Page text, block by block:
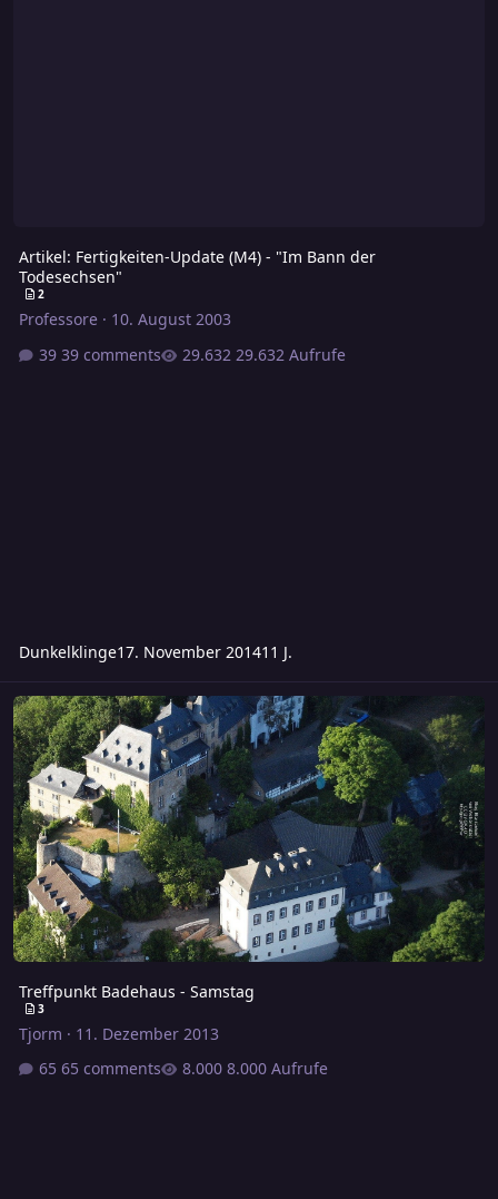
Artikel: Fertigkeiten-Update (M4) - "Im Bann der
Todesechsen"
2
Professore· 10. August 2003
39 comments
29.632 Aufrufe
Dunkelklinge17. November 201411 J.
Treffpunkt Badehaus - Samstag
Treffpunkt Badehaus - Samstag
3
Tjorm · 11. Dezember 2013
65 comments
8.000 Aufrufe